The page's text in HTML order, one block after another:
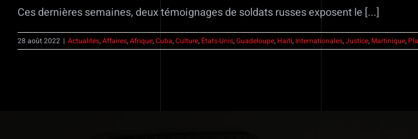
Ces dernières semaines, deux témoignages de soldats russes exposent le [...]
28 août 2022 | Actualités,Affaires,Afrique,Cuba,Culture, États-Unis,Guadeloupe, Haïti, Internationales,Justice, Martinique,